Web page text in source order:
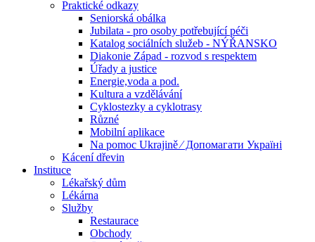
Praktické odkazy
Seniorská obálka
Jubilata - pro osoby potřebující péči
Katalog sociálních služeb - NÝŘANSKO
Diakonie Západ - rozvod s respektem
Úřady a justice
Energie,voda a pod.
Kultura a vzdělávání
Cyklostezky a cyklotrasy
Různé
Mobilní aplikace
Na pomoc Ukrajině ⁄ Допомагати Україні
Kácení dřevin
Instituce
Lékařský dům
Lékárna
Služby
Restaurace
Obchody